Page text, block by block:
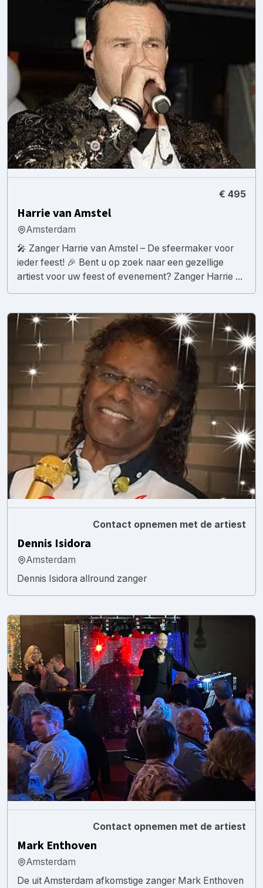
€ 495
Harrie van Amstel
Amsterdam
🎤 Zanger Harrie van Amstel – De sfeermaker voor
ieder feest! 🎉 Bent u op zoek naar een gezellige
artiest voor uw feest of evenement? Zanger Harrie ...
Contact opnemen met de artiest
Dennis Isidora
Amsterdam
Dennis Isidora allround zanger
Contact opnemen met de artiest
Mark Enthoven
Amsterdam
De uit Amsterdam afkomstige zanger Mark Enthoven